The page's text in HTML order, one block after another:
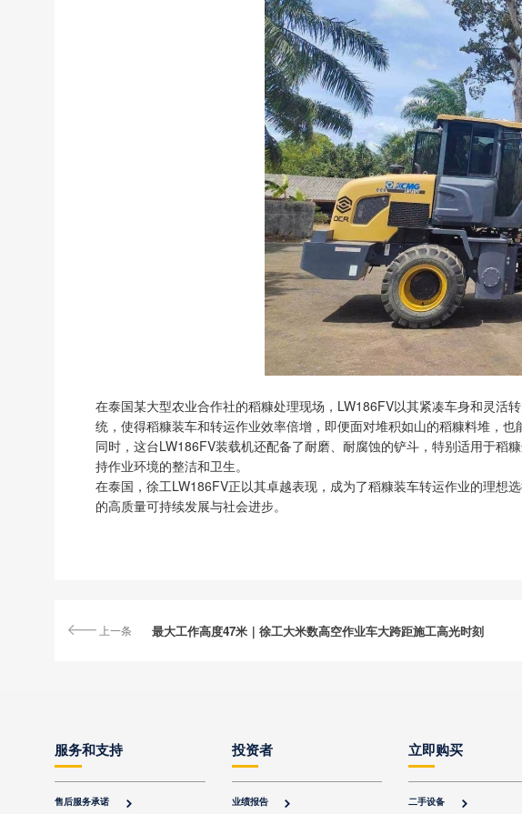
在泰国某大型农业合作社的稻糠处理现场，LW186FV以其紧凑车身和灵活
统，使得稻糠装车和转运作业效率倍增，即便面对堆积如山的稻糠料堆，也
同时，这台LW186FV装载机还配备了耐磨、耐腐蚀的铲斗，特别适用于
持作业环境的整洁和卫生。
在泰国，徐工LW186FV正以其卓越表现，成为了稻糠装车转运作业的理想
的高质量可持续发展与社会进步。
上一条 最大工作高度47米｜徐工大米数高空作业车大跨距施工高光时刻
服务和支持
售后服务承诺 
投资者
业绩报告 
立即购买
二手设备 